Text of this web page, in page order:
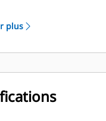
diesel Cat
robuste de classe H
plus